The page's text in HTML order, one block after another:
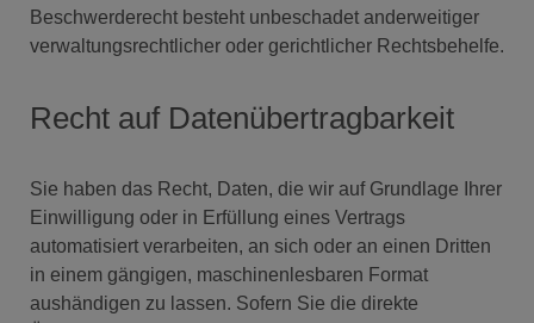
Beschwerderecht besteht unbeschadet anderweitiger
verwaltungsrechtlicher oder gerichtlicher Rechtsbehelfe.
Recht auf Datenübertragbarkeit
Sie haben das Recht, Daten, die wir auf Grundlage Ihrer
Einwilligung oder in Erfüllung eines Vertrags
automatisiert verarbeiten, an sich oder an einen Dritten
in einem gängigen, maschinenlesbaren Format
aushändigen zu lassen. Sofern Sie die direkte